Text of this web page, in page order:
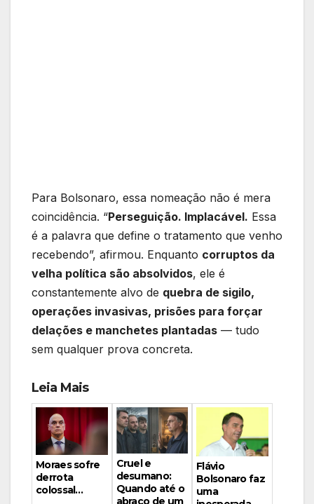
Para Bolsonaro, essa nomeação não é mera
coincidência. “Perseguição. Implacável. Essa
é a palavra que define o tratamento que venho
recebendo”, afirmou. Enquanto corruptos da
velha política são absolvidos, ele é
constantemente alvo de quebra de sigilo,
operações invasivas, prisões para forçar
delações e manchetes plantadas — tudo
sem qualquer prova concreta.
Leia Mais
Moraes sofre
derrota
colossal…
Cruel e
desumano:
Quando até o
abraço de um
Flávio
Bolsonaro faz
uma